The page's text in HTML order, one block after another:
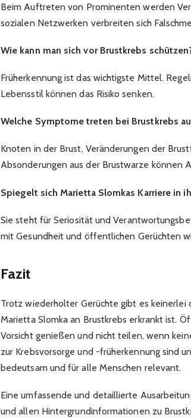
Beim Auftreten von Prominenten werden
sozialen Netzwerken verbreiten sich
Wie kann man sich vor Brustkrebs
Früherkennung ist das wichtigste Mittel.
Lebensstil können das Risiko senken.​
Welche Symptome treten bei Brustkrebs
Knoten in der Brust, Veränderungen der
Absonderungen aus der Brustwarze können
Spiegelt sich Marietta Slomkas Karriere in
Sie steht für Seriosität und
mit Gesundheit und öffentlichen Gerüchten
Fazit
Trotz wiederholter Gerüchte gibt es
Marietta Slomka an Brustkrebs erkrankt ist.
Vorsicht genießen und nicht teilen, wenn
zur Krebsvorsorge und -früherkennung sind
bedeutsam und für alle Menschen relevant.​
Eine umfassende und detaillierte
und allen Hintergrundinformationen zu